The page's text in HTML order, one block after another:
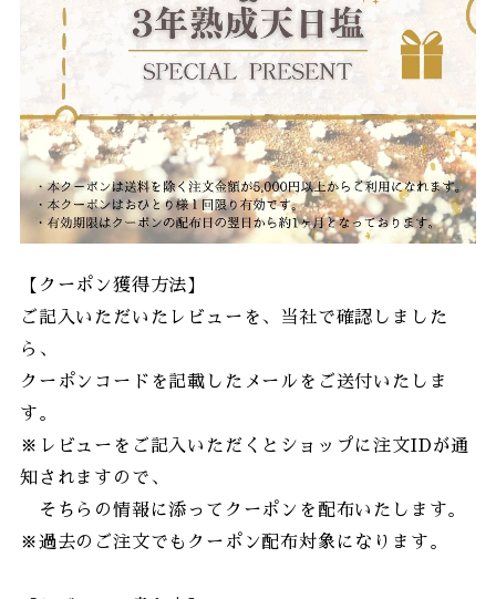
【クーポン獲得方法】
ご記入いただいたレビューを、当社で確認しました
ら、
クーポンコードを記載したメールをご送付いたしま
す。
※レビューをご記入いただくとショップに注文IDが通
知されますので、
そちらの情報に添ってクーポンを配布いたします。
※過去のご注文でもクーポン配布対象になります。